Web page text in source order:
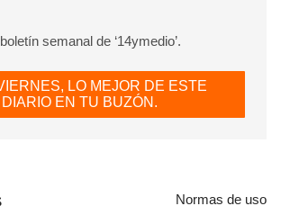
semanal de ‘14ymedio’.
LO MEJOR DE ESTE
DIARIO EN TU BUZÓN.
Normas de uso